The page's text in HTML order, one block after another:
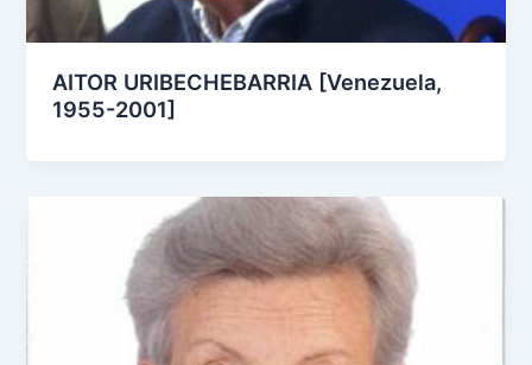
AITOR URIBECHEBARRIA [Venezuela,
1955-2001]